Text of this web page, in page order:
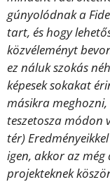
gúnyolódnak a
tart, és hogy
közvéleményt
ez náluk szokás
képesek sokakat
másikra
teszetosza módon
tér)
igen, akkor az
projekteknek